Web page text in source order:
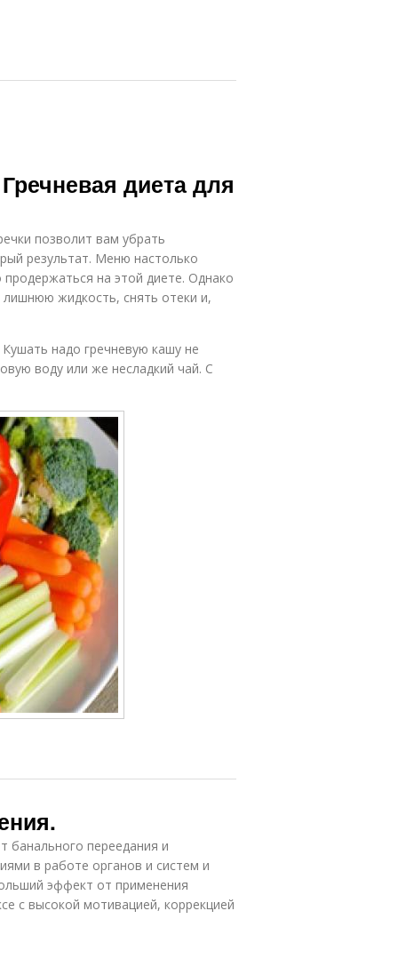
диета для
позволит вам убрать
результат. Меню настолько
на этой диете. Однако
жидкость, снять отеки и,
надо гречневую кашу не
воду или же несладкий чай. С
банального переедания и
в работе органов и систем и
эффект от применения
с высокой мотивацией, коррекцией